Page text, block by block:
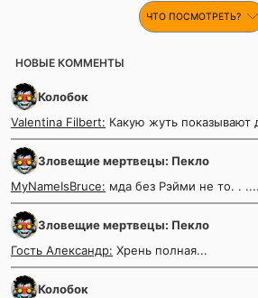
ЧТО ПОСМОТРЕТЬ?
НОВЫЕ КОММЕНТЫ
Колобок
Valentina Filbert: Какую жуть показывают
Зловещие мертвецы: Пекло
MyNameIsBruce: мда без Рэйми не то. . ....
Зловещие мертвецы: Пекло
Гость Александр: Хрень полная...
Колобок